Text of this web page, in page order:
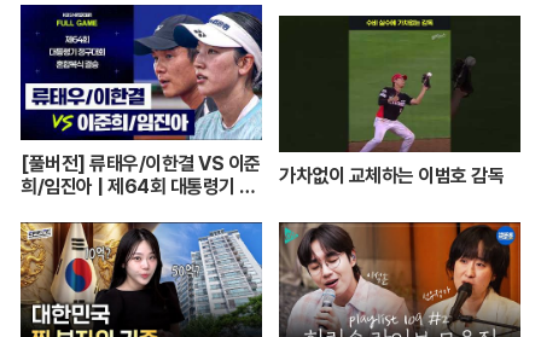
[풀버전] 류태우/이한결 VS 이준
희/임진아 | 제64회 대통령기 종
7.22 방송)
가차없이 교체하는 이범호 감독